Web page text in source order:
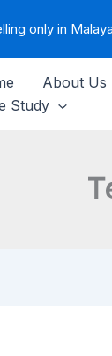
only in
About Us
Study